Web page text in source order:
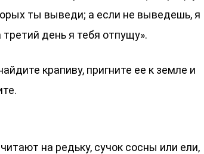
ты выведи; а если не выведешь, я
день я тебя отпущу».
крапиву, пригните ее к земле и
на редьку, сучок сосны или ели,